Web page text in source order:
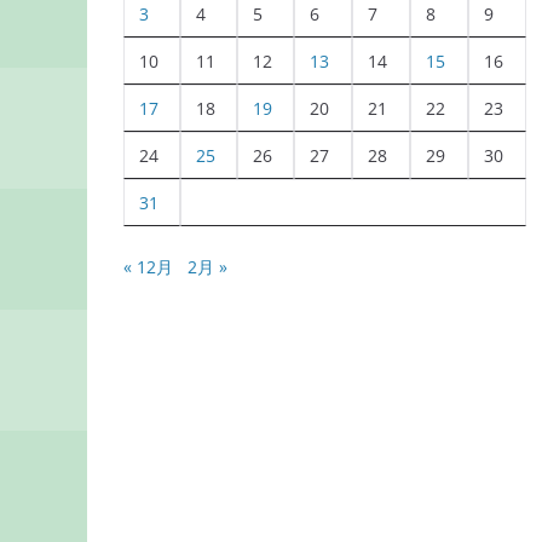
3 4 5 6 7 8 9
10 11 12 13 14 15 16
17 18 19 20 21 22 23
24 25 26 27 28 29 30
31
« 12月 2月 »